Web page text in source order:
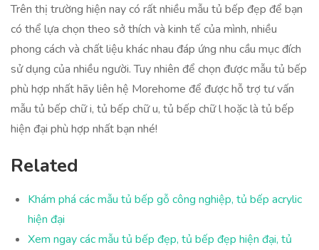
Trên thị trường hiện nay có rất nhiều mẫu tủ bếp đẹp để bạn
có thể lựa chọn theo sở thích và kinh tế của mình, nhiều
phong cách và chất liệu khác nhau đáp ứng nhu cầu mục đích
sử dụng của nhiều người. Tuy nhiên để chọn được mẫu tủ bếp
phù hợp nhất hãy liên hệ Morehome để được hỗ trợ tư vấn
mẫu tủ bếp chữ i, tủ bếp chữ u, tủ bếp chữ l hoặc là tủ bếp
hiện đại phù hợp nhất bạn nhé!
Related
Khám phá các mẫu tủ bếp gỗ công nghiệp, tủ bếp acrylic
hiện đại
Xem ngay các mẫu tủ bếp đẹp, tủ bếp đẹp hiện đại, tủ